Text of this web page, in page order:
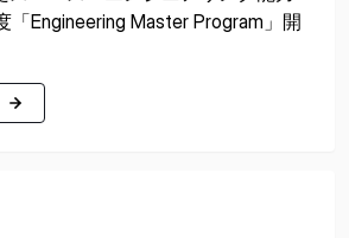
「Engineering Master Program」開